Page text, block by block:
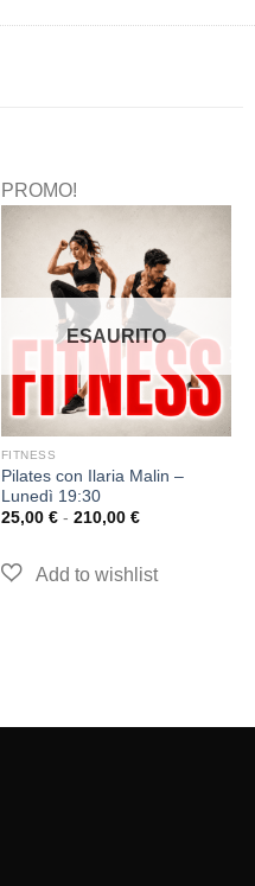
PROMO!
ESAURITO
FITNESS
Pilates con Ilaria Malin –
Lunedì 19:30
25,00 € - 210,00 €